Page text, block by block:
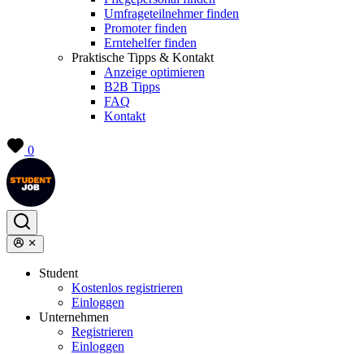
Umfrageteilnehmer finden
Promoter finden
Erntehelfer finden
Praktische Tipps & Kontakt
Anzeige optimieren
B2B Tipps
FAQ
Kontakt
0
Student
Kostenlos registrieren
Einloggen
Unternehmen
Registrieren
Einloggen